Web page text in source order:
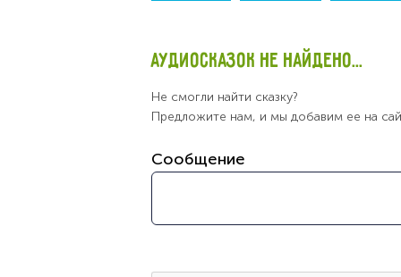
АУДИОСКАЗОК НЕ НАЙДЕНО...
Не смогли найти сказку?
Предложите нам, и мы добавим ее на
Сообщение